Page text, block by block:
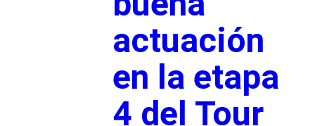
actuación
en la etapa
4 del Tour